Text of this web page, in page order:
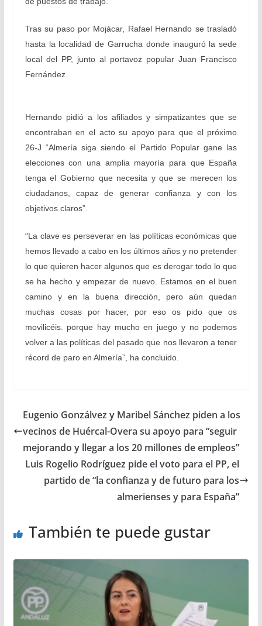
Tras su paso por Mojácar, Rafael Hernando se trasladó
hasta la localidad de Garrucha donde inauguró la sede
local del PP, junto al portavoz popular Juan Francisco
Fernández.
Hernando pidió a los afiliados y simpatizantes que se
encontraban en el acto su apoyo para que el próximo
26-J “Almería siga siendo el Partido Popular gane las
elecciones con una amplia mayoría para que España
tenga el Gobierno que necesita y que se merecen los
ciudadanos, capaz de generar confianza y con los
objetivos claros”.
“La clave es perseverar en las políticas económicas que
hemos llevado a cabo en los últimos años y no pretender
lo que quieren hacer algunos que es derogar todo lo que
se ha hecho y empezar de nuevo. Estamos en el buen
camino y en la buena dirección, pero aún quedan
muchas cosas por hacer, por eso os pido que os
movilicéis. porque hay mucho en juego y no podemos
volver a las políticas del pasado que nos llevaron a tener
récord de paro en Almería”, ha concluido.
Eugenio Gonzálvez y Maribel Sánchez piden a los
vecinos de Huércal-Overa su apoyo para “seguir
mejorando y llegar a los 20 millones de empleos”
Luis Rogelio Rodríguez pide el voto para el PP, el
partido de “la confianza y de futuro para los
almerienses y para España”
También te puede gustar